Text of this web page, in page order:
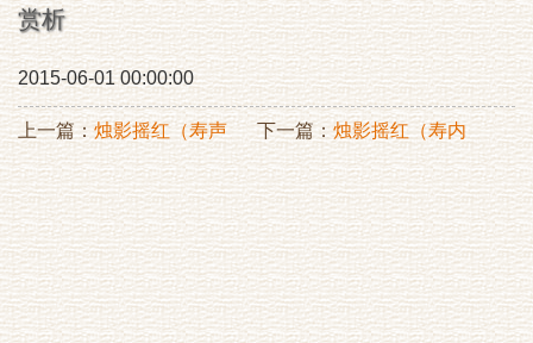
赏析
2015-06-01 00:00:00
上一篇：烛影摇红（寿声
仲）
下一篇：烛影摇红（寿内
子）